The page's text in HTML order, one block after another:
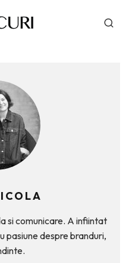
si comunicare. A infiintat
pasiune despre branduri,